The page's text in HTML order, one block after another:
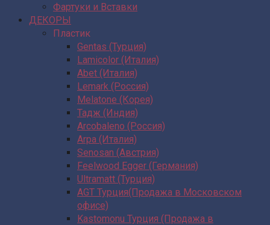
Фартуки и Вставки
ДЕКОРЫ
Пластик
Gentas (Турция)
Lamicolor (Италия)
Abet (Италия)
Lemark (Россия)
Melatone (Корея)
Тадж (Индия)
Arcobaleno (Россия)
Arpa (Италия)
Senosan (Австрия)
Feelwood Egger (Германия)
Ultramatt (Турция)
AGT Турция(Продажа в Московском
офисе)
Kastomonu Турция (Продажа в